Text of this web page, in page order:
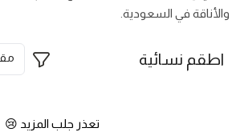
والأناقة في السعودية.
اطقم نسائية
تعذر جلب المزيد 😢